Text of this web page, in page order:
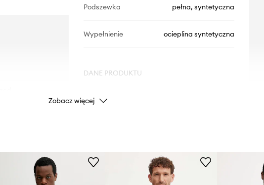
Podszewka pełna, syntetyczna
Wypełnienie ocieplina syntetyczna
DANE PRODUKTU
Kod producenta
Marka Versace Jeans Couture
Zobacz więcej